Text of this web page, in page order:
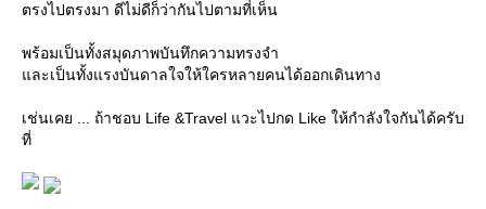
ตรงไปตรงมา ดีไม่ดีก็ว่ากันไปตามที่เห็น
พร้อมเป็นทั้งสมุดภาพบันทึกความทรงจำ
ละเป็นทั้งแรงบันดาลใจให้ใครหลายคนได้ออกเดินทาง
เช่นเคย ... ถ้าชอบ Life &Travel แวะไปกด Like ให้กำลังใจกันได้ครับ
ที่